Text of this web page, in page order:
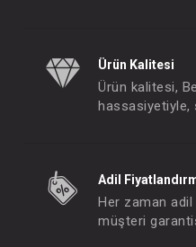
Ürün Kalitesi
Ürün kalitesi,
hassasiyetiyle,
Adil
Her zaman
müşteri